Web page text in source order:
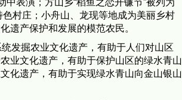
表演；方山乡“稻鱼之恋开镰节”被列为
村庄；小舟山、龙现等地成为美丽乡村
遗产保护和发展的模范农民。
发掘农业文化遗产，有助于人们对山区
业文化遗产，有助于保护山区的绿水青山
化遗产，有助于实现绿水青山向金山银山